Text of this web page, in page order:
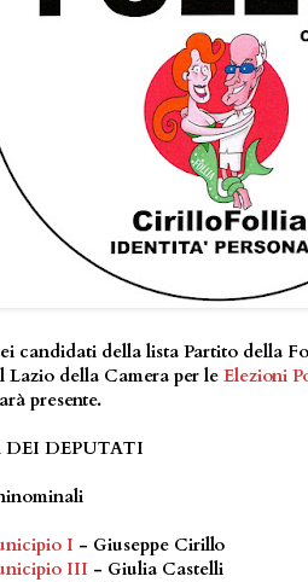
candidati della lista Partito della
Lazio della Camera per le Elezioni
presente.
DEI DEPUTATI
I - Giuseppe Cirillo
III - Giulia Castelli